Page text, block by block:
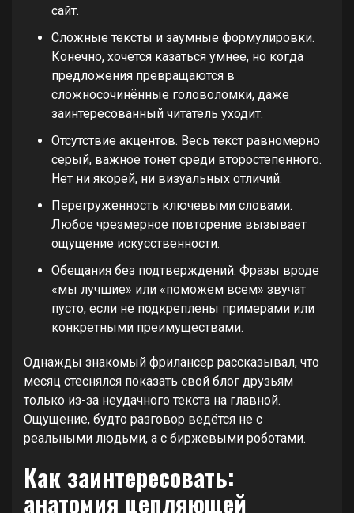
сайт.
Сложные тексты и заумные формулировки.
Конечно, хочется казаться умнее, но когда
предложения превращаются в
сложносочинённые головоломки, даже
заинтересованный читатель уходит.
Отсутствие акцентов. Весь текст равномерно
серый, важное тонет среди второстепенного.
Нет ни якорей, ни визуальных отличий.
Перегруженность ключевыми словами.
Любое чрезмерное повторение вызывает
ощущение искусственности.
Обещания без подтверждений. Фразы вроде
«мы лучшие» или «поможем всем» звучат
пусто, если не подкреплены примерами или
конкретными преимуществами.
Однажды знакомый фрилансер рассказывал, что
месяц стеснялся показать свой блог друзьям
только из-за неудачного текста на главной.
Ощущение, будто разговор ведётся не с
реальными людьми, а с биржевыми роботами.
Как заинтересовать:
анатомия цепляющей